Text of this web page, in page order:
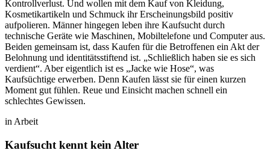
Kontrollverlust. Und wollen mit dem Kauf von Kleidung,
Kosmetikartikeln und Schmuck ihr Erscheinungsbild positiv
aufpolieren. Männer hingegen leben ihre Kaufsucht durch
technische Geräte wie Maschinen, Mobiltelefone und Computer aus.
Beiden gemeinsam ist, dass Kaufen für die Betroffenen ein Akt der
Belohnung und identitätsstiftend ist. „Schließlich haben sie es sich
verdient“. Aber eigentlich ist es „Jacke wie Hose“, was
Kaufsüchtige erwerben. Denn Kaufen lässt sie für einen kurzen
Moment gut fühlen. Reue und Einsicht machen schnell ein
schlechtes Gewissen.
in Arbeit
Kaufsucht kennt kein Alter